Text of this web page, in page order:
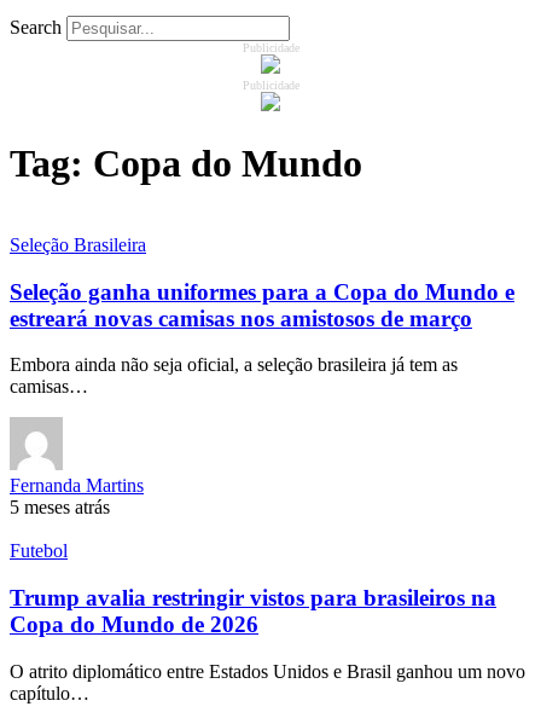
Search
Publicidade
Publicidade
Tag: Copa do Mundo
Seleção Brasileira
Seleção ganha uniformes para a Copa do Mundo e
estreará novas camisas nos amistosos de março
Embora ainda não seja oficial, a seleção brasileira já tem as
camisas…
Fernanda Martins
5 meses atrás
Futebol
Trump avalia restringir vistos para brasileiros na
Copa do Mundo de 2026
O atrito diplomático entre Estados Unidos e Brasil ganhou um novo
capítulo…